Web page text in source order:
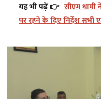
यह भी पढ़ें 👉 सीएम धामी
पर रहने के दिए निर्देश सभी